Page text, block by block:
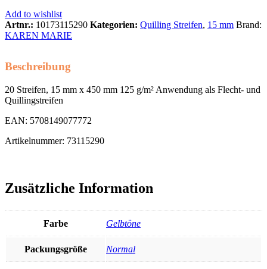
Add to wishlist
Artnr.: 10173115290 Kategorien: Quilling Streifen, 15 mm Brand:
KAREN MARIE
Beschreibung
20 Streifen, 15 mm x 450 mm 125 g/m² Anwendung als Flecht- und
Quillingstreifen
EAN: 5708149077772
Artikelnummer: 73115290
Zusätzliche Information
Farbe Gelbtöne
Packungsgröße Normal